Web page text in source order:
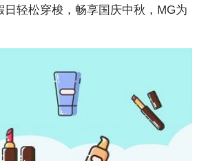
日轻松穿梭，畅享国庆中秋，MG为